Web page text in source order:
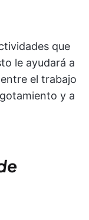
que
le ayudará a
el trabajo
y a